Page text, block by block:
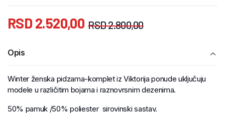
RSD2.800,00
RSD 2.520,00
Opis
Winter ženska pidzama-komplet iz Viktorija ponude uključuju
modele u različitim bojama i raznovrsnim dezenima.
50% pamuk /50% poliester sirovinski sastav.